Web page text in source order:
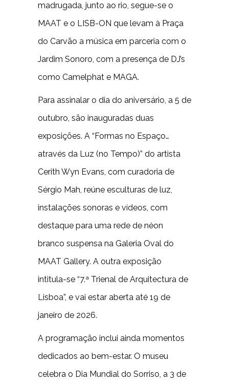
madrugada, junto ao rio, segue-se o
MAAT e o LISB-ON que levam à Praça
do Carvão a música em parceria com o
Jardim Sonoro, com a presença de DJ’s
como Camelphat e MAGA.
Para assinalar o dia do aniversário, a 5 de
outubro, são inauguradas duas
exposições. A “Formas no Espaço…
através da Luz (no Tempo)” do artista
Cerith Wyn Evans, com curadoria de
Sérgio Mah, reúne esculturas de luz,
instalações sonoras e vídeos, com
destaque para uma rede de néon
branco suspensa na Galeria Oval do
MAAT Gallery. A outra exposição
intitula-se “7.ª Trienal de Arquitectura de
Lisboa”, e vai estar aberta até 19 de
janeiro de 2026.
A programação inclui ainda momentos
dedicados ao bem-estar. O museu
celebra o Dia Mundial do Sorriso, a 3 de